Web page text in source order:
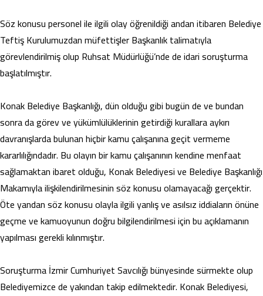
Söz konusu personel ile ilgili olay öğrenildiği andan itibaren Belediye
Teftiş Kurulumuzdan müfettişler Başkanlık talimatıyla
görevlendirilmiş olup Ruhsat Müdürlüğü’nde de idari soruşturma
başlatılmıştır.
Konak Belediye Başkanlığı, dün olduğu gibi bugün de ve bundan
sonra da görev ve yükümlülüklerinin getirdiği kurallara aykırı
davranışlarda bulunan hiçbir kamu çalışanına geçit vermeme
kararlılığındadır. Bu olayın bir kamu çalışanının kendine menfaat
sağlamaktan ibaret olduğu, Konak Belediyesi ve Belediye Başkanlığı
Makamıyla ilişkilendirilmesinin söz konusu olamayacağı gerçektir.
Öte yandan söz konusu olayla ilgili yanlış ve asılsız iddiaların önüne
geçme ve kamuoyunun doğru bilgilendirilmesi için bu açıklamanın
yapılması gerekli kılınmıştır.
Soruşturma İzmir Cumhuriyet Savcılığı bünyesinde sürmekte olup
Belediyemizce de yakından takip edilmektedir. Konak Belediyesi,